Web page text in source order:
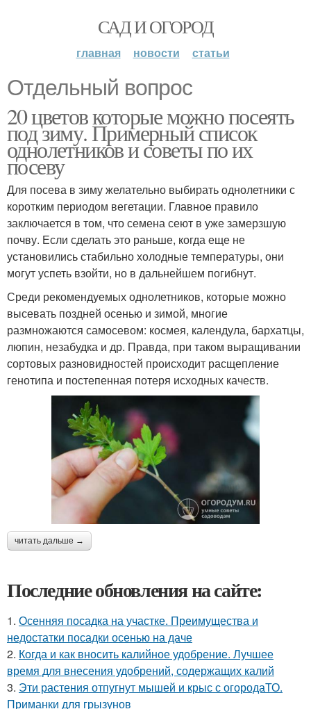
САД И ОГОРОД
главная новости статьи
Отдельный вопрос
20 цветов которые можно посеять
под зиму. Примерный список
однолетников и советы по их
посеву
Для посева в зиму желательно выбирать однолетники с
коротким периодом вегетации. Главное правило
заключается в том, что семена сеют в уже замерзшую
почву. Если сделать это раньше, когда еще не
установились стабильно холодные температуры, они
могут успеть взойти, но в дальнейшем погибнут.
Среди рекомендуемых однолетников, которые можно
высевать поздней осенью и зимой, многие
размножаются самосевом: космея, календула, бархатцы,
люпин, незабудка и др. Правда, при таком выращивании
сортовых разновидностей происходит расщепление
генотипа и постепенная потеря исходных качеств.
читать дальше →
Последние обновления на сайте:
1. Осенняя посадка на участке. Преимущества и
недостатки посадки осенью на даче
2. Когда и как вносить калийное удобрение. Лучшее
время для внесения удобрений, содержащих калий
3. Эти растения отпугнут мышей и крыс с огородаТО.
Приманки для грызунов